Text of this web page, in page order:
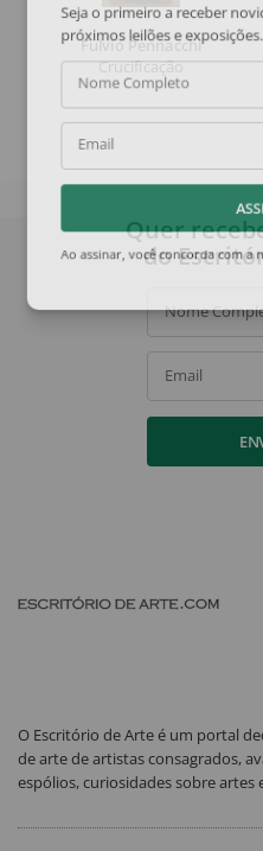
Fulvio Pennacchi
Crucificação
Seja o primeiro a receber
próximos leilões e exposições.
Nome Completo
Email
Ao assinar, você concorda com a
Quer
do
Nome
Email
O Escritório de Arte é um portal
de arte de artistas consagrados,
espólios, curiosidades sobre artes